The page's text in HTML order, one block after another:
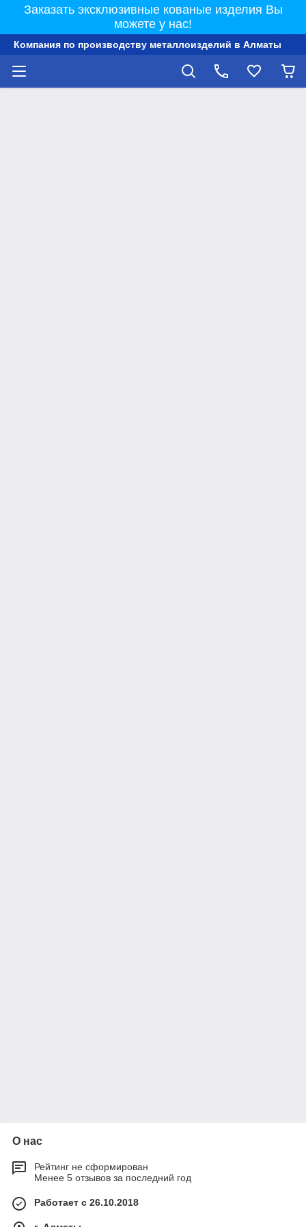
Заказать эксклюзивные кованые изделия Вы
можете у нас!
Компания по производству металлоизделий в Алматы
О нас
Рейтинг не сформирован
Менее 5 отзывов за последний год
Работает с 26.10.2018